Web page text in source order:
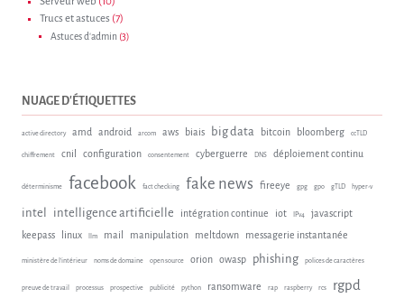
Trucs et astuces (7)
Astuces d'admin (3)
NUAGE D'ÉTIQUETTES
active directory amd android arcom aws biais big data bitcoin bloomberg ccTLD
chiffrement cnil configuration consentement cyberguerre DNS déploiement continu
déterminisme facebook fact checking fake news fireeye gpg gpo gTLD hyper-v
intel intelligence artificielle intégration continue iot IPv4
javascript
keepass
linux llm mail manipulation meltdown messagerie instantanée
ministère de l'intérieur noms de domaine open source orion owasp phishing polices de caractères
preuve de travail processus prospective publicité python ransomware rap raspberry rcs rgpd